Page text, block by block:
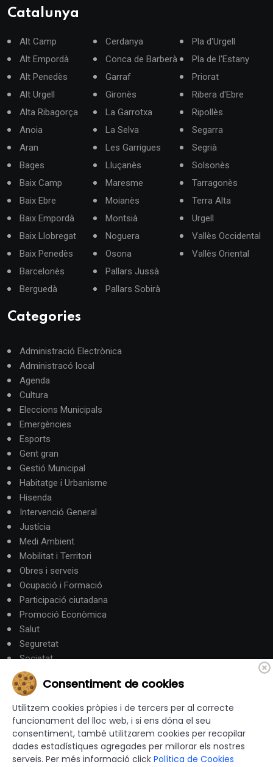
Catalunya
Alt Camp
Alt Empordà
Alt Penedès
Alt Urgell
Alta Ribagorça
Anoia
Aran
Bages
Baix Camp
Baix Ebre
Baix Empordà
Baix Llobregat
Baix Penedès
Barcelonès
Berguedà
Cerdanya
Conca de Barberà
Garraf
Gironès
La Garrotxa
La Selva
Les Garrigues
Lluçanès
Maresme
Moianès
Montsià
Noguera
Osona
Pallars Jussà
Pallars Sobirà
Pla d'Urgell
Pla de l'Estany
Priorat
Ribera d'Ebre
Ripollès
Segarra
Segrià
Solsonès
Tarragonès
Terra Alta
Urgell
Vallès Occidental
Vallès Oriental
Categories
Administració Electrònica
Administracó local
Agenda
Cultura
Eleccions Municipals
Emergències
Esports
Gent gran
Gestió Municipal
Habitatge i Urbanisme
Hisenda
Intervenció General
Justícia
Medi Ambient
Mobilitat i Territori
Obres i serveis
Ocupació i Formació
Participació ciutadana
Promoció Econòmica
Salut
Seguretat
Societat
Turisme
Altres Canals
canalandorra.ad
Consentiment de cookies
Utilitzem cookies pròpies i de tercers per al correcte
funcionament del lloc web, i si ens dóna el seu
consentiment, també utilitzarem cookies per recopilar
dades estadístiques agregades per millorar els nostres
serveis. Per més informació click Política de Cookies